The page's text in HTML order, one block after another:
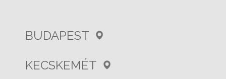
BUDAPEST
KECSKEMÉT